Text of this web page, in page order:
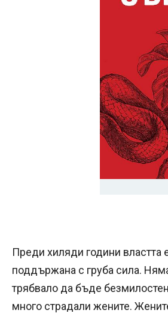
Преди хиляди години властта
поддържана с груба сила.
трябвало да бъде
много страдали жените.